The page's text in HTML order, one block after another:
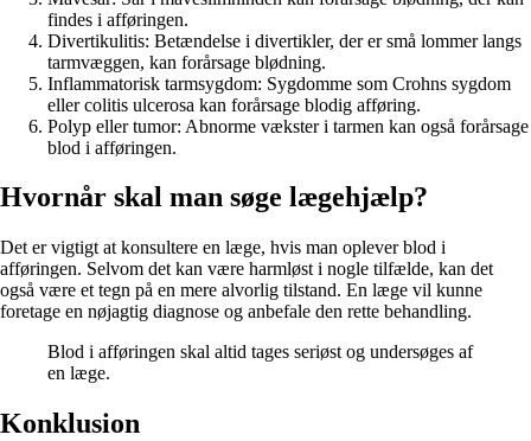
findes i afføringen.
Divertikulitis: Betændelse i divertikler, der er små lommer langs
tarmvæggen, kan forårsage blødning.
Inflammatorisk tarmsygdom: Sygdomme som Crohns sygdom
eller colitis ulcerosa kan forårsage blodig afføring.
Polyp eller tumor: Abnorme vækster i tarmen kan også forårsage
blod i afføringen.
Hvornår skal man søge lægehjælp?
Det er vigtigt at konsultere en læge, hvis man oplever blod i
afføringen. Selvom det kan være harmløst i nogle tilfælde, kan det
også være et tegn på en mere alvorlig tilstand. En læge vil kunne
foretage en nøjagtig diagnose og anbefale den rette behandling.
Blod i afføringen skal altid tages seriøst og undersøges af
en læge.
Konklusion